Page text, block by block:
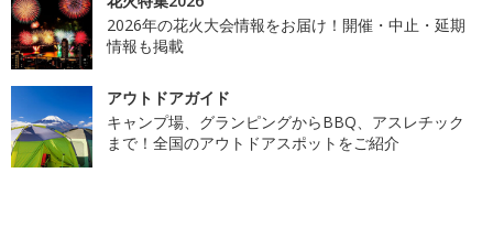
2026年の花火大会情報をお届け！開催・中止・延期
情報も掲載
アウトドアガイド
キャンプ場、グランピングからBBQ、アスレチック
まで！全国のアウトドアスポットをご紹介